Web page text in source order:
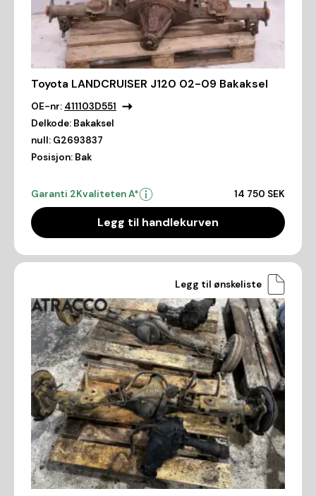
Toyota LANDCRUISER J120 02-09 Bakaksel
OE-nr: 411103D551
Delkode: Bakaksel
null: G2693837
Posisjon: Bak
Garanti 2Kvaliteten A* 14 750 SEK
Legg til handlekurven
Legg til ønskeliste